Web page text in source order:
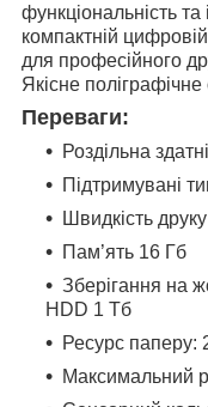
функціональність та
компактній
для професійного
Якісне
Переваги:
Роздільна
Підтримувані
Швидкість
Пам’ять 16 Гб
Зберігання на
HDD 1 Тб
Ресурс паперу:
Максимальний